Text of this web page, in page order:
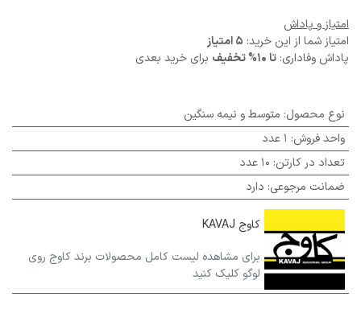
امتیاز و پاداش
امتیاز شما از این خرید: 5 امتیاز
پاداش وفاداری: تا 10% تخفیف برای خرید بعدی
نوع محصول: متوسط و نیمه سنگین
واحد فروش: 1 عدد
تعداد در کارتن: 10 عدد
ضمانت مرجوعی: دارد
کاوج KAVAJ
برای مشاهده لیست کامل محصولات برند کاوج روی
لوگو کلیک کنید